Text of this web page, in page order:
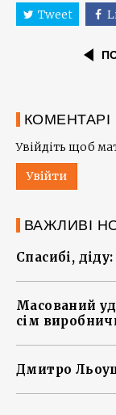
Tweet
КОМЕНТАРІ
Увійдіть щоб
Увійти
ВАЖЛИВІ
Спасибі,
Масований
сім
Дмитро